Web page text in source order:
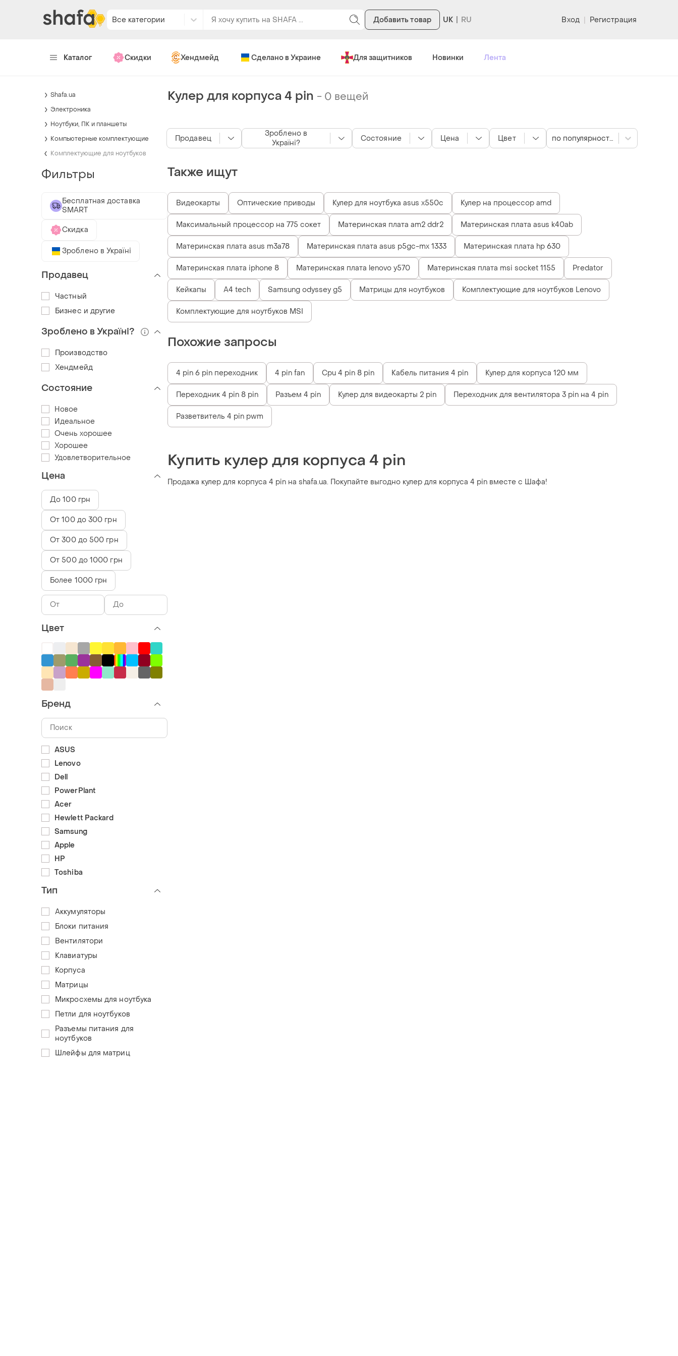
Все категории Добавить товар UK Вход | Регистрация
Каталог Скидки Хендмейд Сделано в Украине Для защитников Новинки Лента
Кулер для корпуса 4 pin - 0 вещей
Также ищут
Видеокарты Оптические приводы Кулер для ноутбука asus x550c Кулер на процессор amd
Максимальный процессор на 775 сокет Материнская плата am2 ddr2 Материнская плата asus k40ab
Материнская плата asus m3a78 Материнская плата asus p5gc-mx 1333 Материнская плата hp 630
Материнская плата iphone 8 Материнская плата lenovo y570 Материнская плата msi socket 1155 Predator
Кейкапы A4 tech Samsung odyssey g5 Матрицы для ноутбуков Комплектующие для ноутбуков Lenovo
Комплектующие для ноутбуков MSI
Похожие запросы
4 pin 6 pin переходник 4 pin fan Cpu 4 pin 8 pin Кабель питания 4 pin Кулер для корпуса 120 мм
Переходник 4 pin 8 pin Разъем 4 pin Кулер для видеокарты 2 pin Переходник для вентилятора 3 pin на 4 pin
Разветвитель 4 pin pwm
Купить кулер для корпуса 4 pin
Продажа кулер для корпуса 4 pin на shafa.ua. Покупайте выгодно кулер для корпуса 4 pin вместе с Шафа!
Продавец
Зроблено в
Україні?
Состояние Цена Цвет по популярности
Shafa.ua
Электроника
Ноутбуки, ПК и планшеты
Компьютерные комплектующие
Комплектующие для ноутбуков
Фильтры
Бесплатная доставка
SMART
Скидка
Зроблено в Україні
Продавец
Частный
Бизнес и другие
Зроблено в Україні?
Производство
Хендмейд
Состояние
Новое
Идеальное
Очень хорошее
Хорошее
Удовлетворительное
Цена
До 100 грн
От 100 до 300 грн
От 300 до 500 грн
От 500 до 1000 грн
Более 1000 грн
Цвет
Бренд
ASUS
Lenovo
Dell
PowerPlant
Acer
Hewlett Packard
Samsung
Apple
HP
Toshiba
Тип
Аккумуляторы
Блоки питания
Вентилятори
Клавиатуры
Корпуса
Матрицы
Микросхемы для ноутбука
Петли для ноутбуков
Разъемы питания для
ноутбуков
Шлейфы для матриц